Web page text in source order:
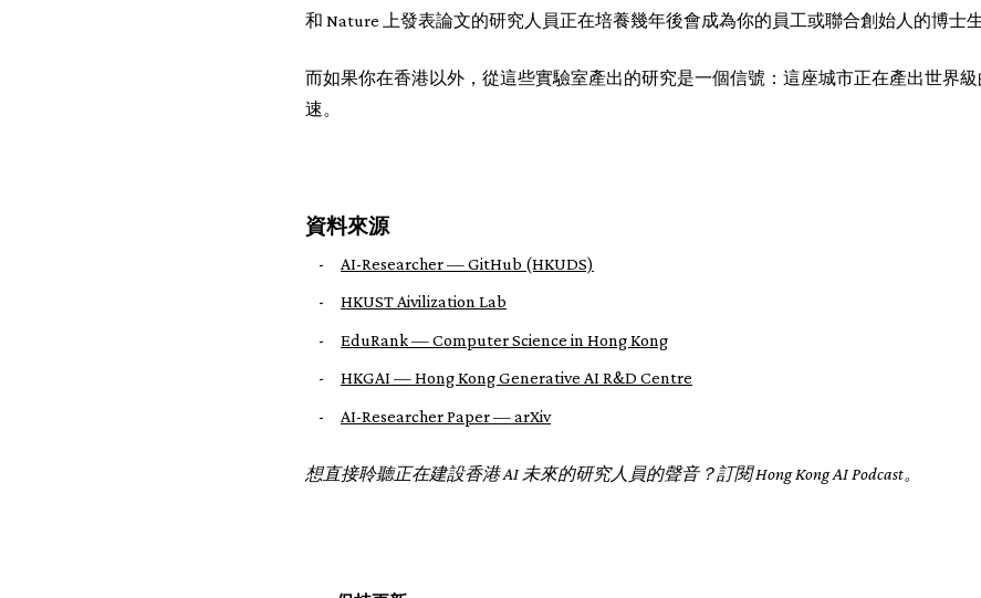
和 Nature 上發表論文的研究人員正在培養幾年後會成為你的員工或聯合創始人的博士生
而如果你在香港以外，從這些實驗室產出的研究是一個信號：這座城市正在產出世界級
速。
資料來源
- AI-Researcher — GitHub (HKUDS)
- HKUST Aivilization Lab
- EduRank — Computer Science in Hong Kong
- HKGAI — Hong Kong Generative AI R&D Centre
- AI-Researcher Paper — arXiv
想直接聆聽正在建設香港 AI 未來的研究人員的聲音？訂閱 Hong Kong AI Podcast。